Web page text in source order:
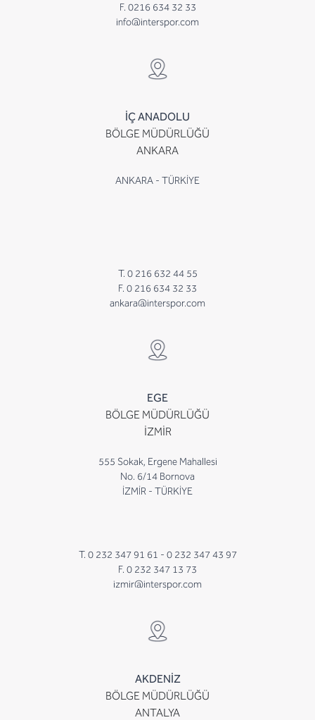
F. 0216 634 32 33
info@interspor.com
İÇ ANADOLU
BÖLGE MÜDÜRLÜĞÜ
ANKARA
ANKARA - TÜRKİYE
T. 0 216 632 44 55
F. 0 216 634 32 33
ankara@interspor.com
EGE
BÖLGE MÜDÜRLÜĞÜ
İZMİR
555 Sokak, Ergene Mahallesi
No. 6/14 Bornova
İZMİR - TÜRKİYE
T. 0 232 347 91 61 - 0 232 347 43 97
F. 0 232 347 13 73
izmir@interspor.com
AKDENİZ
BÖLGE MÜDÜRLÜĞÜ
ANTALYA